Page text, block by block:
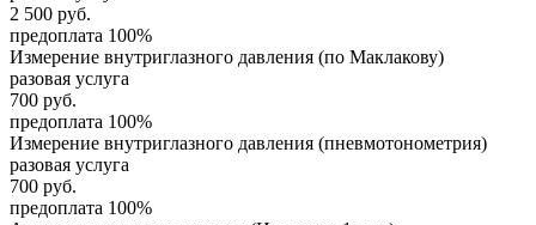
2 500 руб.
предоплата 100%
Измерение внутриглазного давления (по Маклакову)
разовая услуга
700 руб.
предоплата 100%
Измерение внутриглазного давления (пневмотонометрия)
разовая услуга
700 руб.
предоплата 100%